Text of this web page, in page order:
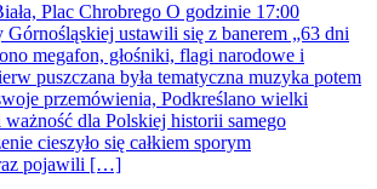
Plac Chrobrego O godzinie 17:00
Górnośląskiej ustawili się z banerem „63 dni
megafon, głośniki, flagi narodowe i
puszczana była tematyczna muzyka potem
przemówienia, Podkreślano wielki
dla Polskiej historii samego
cieszyło się całkiem sporym
pojawili […]